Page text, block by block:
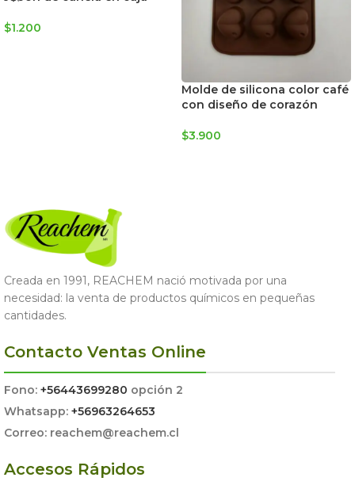
$1.200
Molde de silicona color café
con diseño de corazón
$3.900
Creada en 1991, REACHEM nació motivada por una
necesidad: la venta de productos químicos en pequeñas
cantidades.
Contacto Ventas Online
Fono: +56443699280 opción 2
Whatsapp: +56963264653
Correo: reachem@reachem.cl
Accesos Rápidos